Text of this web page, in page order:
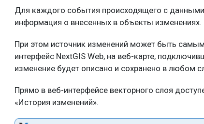
Для каждого события происходящего с данными
информация о внесенных в объекты изменениях.
При этом источник изменений может быть
интерфейс NextGIS Web, на веб-карте,
изменение будет описано и сохранено в любом
Прямо в веб-интерфейсе векторного слоя
«История изменений».